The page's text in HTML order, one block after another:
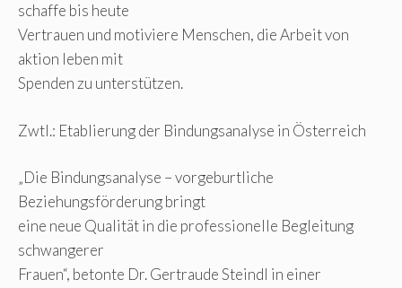
schaffe bis heute
Vertrauen und motiviere Menschen, die Arbeit von
aktion leben mit
Spenden zu unterstützen.
Zwtl.: Etablierung der Bindungsanalyse in Österreich
„Die Bindungsanalyse – vorgeburtliche
Beziehungsförderung bringt
eine neue Qualität in die professionelle Begleitung
schwangerer
Frauen“, betonte Dr. Gertraude Steindl in einer